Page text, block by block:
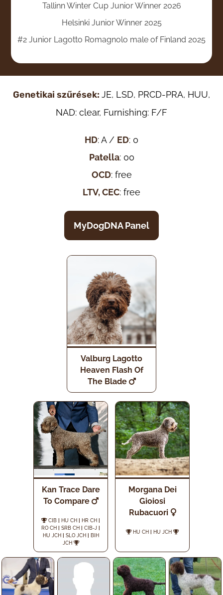
Tallinn Winter Cup Junior Winner 2026
Helsinki Junior Winner 2025
#2 Junior Lagotto Romagnolo male of Finland 2025
Genetikai szűrések: JE, LSD, PRCD-PRA, HUU,
NAD: clear, Furnishing: F/F
HD: A / ED: 0
Patella: 00
OCD: free
LTV, CEC: free
MyDogDNA Panel
Valburg Lagotto
Heaven Flash Of
The Blade
Kan Trace Dare
To Compare
CIB HU CH HR CH
RO CH
SRB CH CIB-J
HU JCH
SLO JCH
BIH
JCH
Morgana Dei
Gioiosi
Rubacuori
HU CH HU JCH